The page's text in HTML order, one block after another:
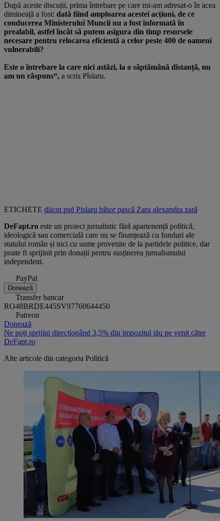
După aceste discuții, prima întrebare pe care mi-am adresat-o în acea
dimineață a fost: dată fiind amploarea acestei acțiuni, de ce
conducerea Ministerului Muncii nu a fost informată în
prealabil, astfel încât să putem asigura din timp resursele
necesare pentru relocarea eficientă a celor peste 400 de oameni
vulnerabili?
Este o întrebare la care nici astăzi, la o săptămână distanță, nu
am un răspuns“, a scris Pîslaru.
ETICHETE diicot psd Pislaru bihorpască Zara alexandra zară
DeFapt.ro este un proiect jurnalistic fără apartenență politică,
ideologică sau comercială care nu se finanțează cu fonduri ale
statului român și nici cu sume provenite de la partidele politice, dar
poate fi sprijinit prin donații pentru susținerea jurnalismului
independent.
PayPal
Donează
Transfer bancar
RO48BRDE445SV97760644450
Patreon
Donează
Ne poți sprijini direcționând 3,5% din impozitul tău pe venit către
DeFapt.ro
Alte articole din categoria Politică